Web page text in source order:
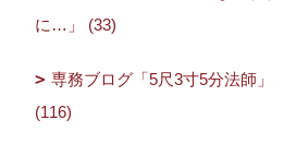
に…」 (33)
専務ブログ「5尺3寸5分法師」
(116)